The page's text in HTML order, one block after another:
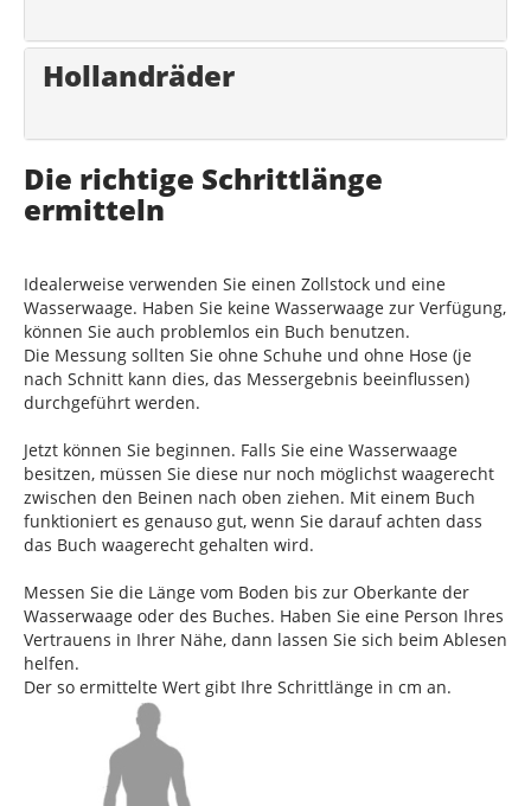
Hollandräder
Die richtige Schrittlänge
ermitteln
Idealerweise verwenden Sie einen Zollstock und eine
Wasserwaage. Haben Sie keine Wasserwaage zur Verfügung,
können Sie auch problemlos ein Buch benutzen.
Die Messung sollten Sie ohne Schuhe und ohne Hose (je
nach Schnitt kann dies, das Messergebnis beeinflussen)
durchgeführt werden.
Jetzt können Sie beginnen. Falls Sie eine Wasserwaage
besitzen, müssen Sie diese nur noch möglichst waagerecht
zwischen den Beinen nach oben ziehen. Mit einem Buch
funktioniert es genauso gut, wenn Sie darauf achten dass
das Buch waagerecht gehalten wird.
Messen Sie die Länge vom Boden bis zur Oberkante der
Wasserwaage oder des Buches. Haben Sie eine Person Ihres
Vertrauens in Ihrer Nähe, dann lassen Sie sich beim Ablesen
helfen.
Der so ermittelte Wert gibt Ihre Schrittlänge in cm an.